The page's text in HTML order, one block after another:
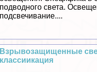
подводного света.
подсвечивание....
Взрывозащищенные
классиикация